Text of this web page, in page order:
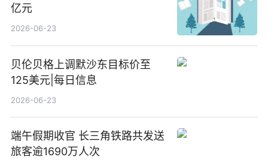
亿元
2026-06-23
贝伦贝格上调默沙东目标价至
125美元|每日信息
2026-06-23
端午假期收官 长三角铁路共发送
旅客逾1690万人次